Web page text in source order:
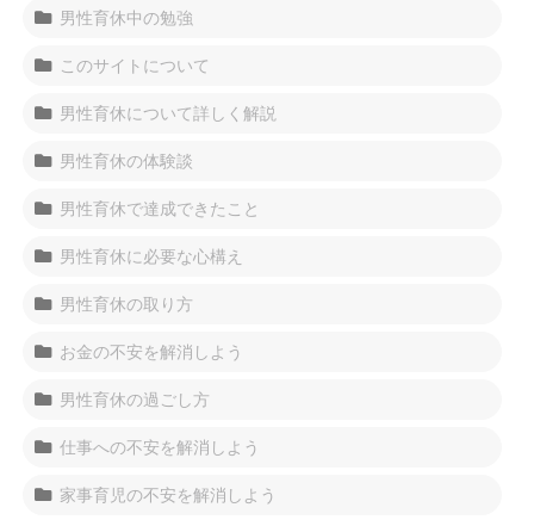
男性育休中の勉強
このサイトについて
男性育休について詳しく解説
男性育休の体験談
男性育休で達成できたこと
男性育休に必要な心構え
男性育休の取り方
お金の不安を解消しよう
男性育休の過ごし方
仕事への不安を解消しよう
家事育児の不安を解消しよう